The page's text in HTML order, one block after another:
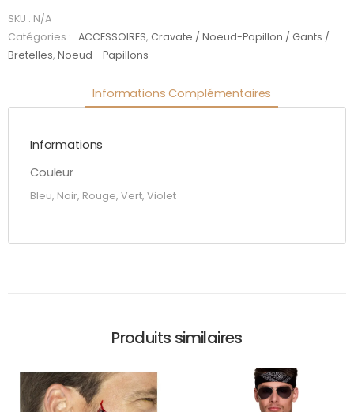
couleurs)
SKU : N/A
Catégories :
ACCESSOIRES, Cravate / Noeud-Papillon / Gants /
Bretelles, Noeud - Papillons
Informations Complémentaires
Informations
Couleur
Bleu, Noir, Rouge, Vert, Violet
Produits similaires